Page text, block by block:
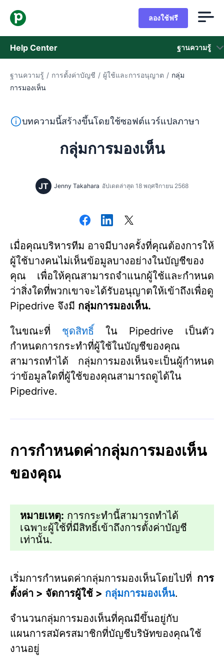
ลองใช้ฟรี
Help Center ฐานความรู้
ฐานความรู้
ติดต่อฝ่ายช่วยเหลือ
ฐานความรู้ / การตั้งค่าบัญชี / ผู้ใช้และการอนุญาต / กลุ่ม
การมองเห็น
ข้อความนี้แปลจากภาษาอังกฤษโดยใช้ซอฟต์แวร์แปลภาษาแ
บทความนี้สร้างขึ้นโดยใช้ซอฟต์แวร์แปลภาษา
กลุ่มการมองเห็น
JT Jenny Takahara อัปเดตล่าสุด 18 พฤศจิกายน 2568
เมื่อคุณบริหารทีม อาจมีบางครั้งที่คุณต้องการให้
ผู้ใช้บางคนไม่เห็นข้อมูลบางอย่างในบัญชีของ
คุณ เพื่อให้คุณสามารถจำแนกผู้ใช้และกำหนด
ว่าสิ่งใดที่พวกเขาจะได้รับอนุญาตให้เข้าถึงเพื่อดู
Pipedrive จึงมี กลุ่มการมองเห็น.
ในขณะที่ ชุดสิทธิ์ ใน Pipedrive เป็นตัว
กำหนดการกระทำที่ผู้ใช้ในบัญชีของคุณ
สามารถทำได้ กลุ่มการมองเห็นจะเป็นผู้กำหนด
ว่าข้อมูลใดที่ผู้ใช้ของคุณสามารถดูได้ใน
Pipedrive.
การกำหนดค่ากลุ่มการมองเห็น
ของคุณ
หมายเหตุ: การกระทำนี้สามารถทำได้
เฉพาะผู้ใช้ที่มีสิทธิ์เข้าถึงการตั้งค่าบัญชี
เท่านั้น.
เริ่มการกำหนดค่ากลุ่มการมองเห็นโดยไปที่ การ
ตั้งค่า > จัดการผู้ใช้ > กลุ่มการมองเห็น.
จำนวนกลุ่มการมองเห็นที่คุณมีขึ้นอยู่กับ
แผนการสมัครสมาชิกที่บัญชีบริษัทของคุณใช้
งานอยู่